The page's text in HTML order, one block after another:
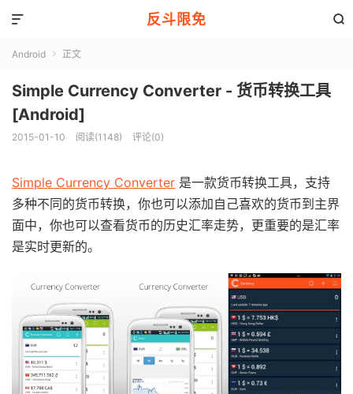
反斗限免 

Android  正文
Simple Currency Converter - 货币转换工具
[Android]
2015-01-10 阅读(1148) 评论(0)
Simple Currency Converter 是一款货币转换工具，支持
多种不同的货币转换，你也可以添加自己喜欢的货币到主界
面中，你也可以查看货币的历史汇率走势，更重要的是汇率
是实时更新的。